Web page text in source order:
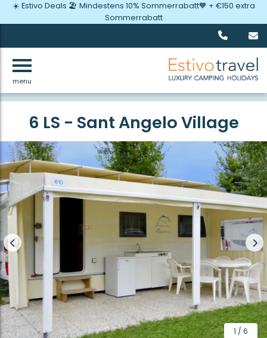
menu
☀️ Estivo Deals 🏖️ Mindestens 10% Sommerrabatt🧡 + €150 extra
Sommerrabatt
Zurück
6 LS - Sant Angelo Village
1 / 6